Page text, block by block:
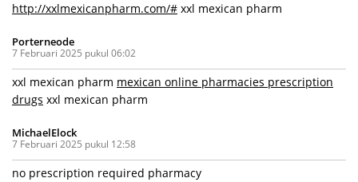
http://xxlmexicanpharm.com/# xxl mexican pharm
Porterneode
7 Februari 2025 pukul 06:02
xxl mexican pharm mexican online pharmacies prescription
drugs xxl mexican pharm
MichaelElock
7 Februari 2025 pukul 12:58
no prescription required pharmacy